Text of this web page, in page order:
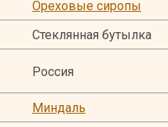
Ореховые сиропы
Стеклянная бутылка
Россия
Миндаль